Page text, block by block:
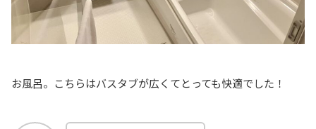
お風呂。こちらはバスタブが広くてとっても快適でした！